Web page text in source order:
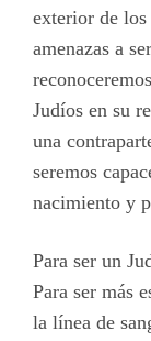
exterior de los
amenazas a
Judíos en su
una
seremos
nacimiento y
Para ser un
Para ser más
la línea de